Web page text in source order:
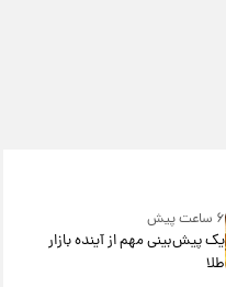
۶ ساعت پیش
یک پیش‌بینی مهم از آینده بازار
طلا